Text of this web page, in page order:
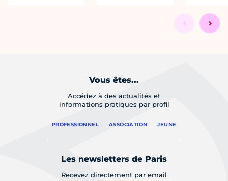
Vous êtes...
Accédez à des actualités et
informations pratiques par profil
PROFESSIONNEL ASSOCIATION JEUNE
Les newsletters de Paris
Recevez directement par email